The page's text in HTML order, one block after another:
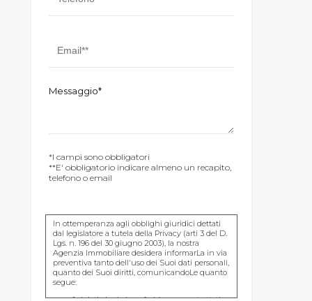
Messaggio*
*I campi sono obbligatori
**E' obbligatorio indicare almeno un recapito,
telefono o email
In ottemperanza agli obblighi giuridici dettati
dal legislatore a tutela della Privacy (arti 3 del D.
Lgs. n. 196 del 30 giugno 2003), la nostra
Agenzia Immobiliare desidera informarLa in via
preventiva tanto dell'uso dei Suoi dati personali,
quanto dei Suoi diritti, comunicandoLe quanto
segue: